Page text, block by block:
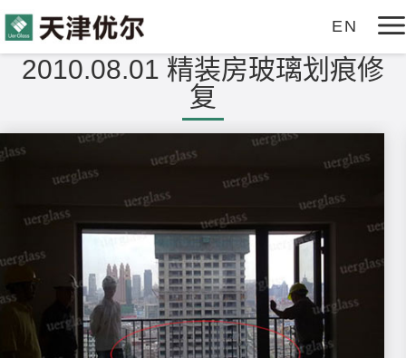
EN
玻璃划痕修复工具
玻璃裂痕修复工具
关于优尔
发展历程
企业理念
修复案例对比
服务支持
服务理念
视频中心
下载中心
新闻资讯
在线商城
2010.08.01 精装房玻璃划痕修
复